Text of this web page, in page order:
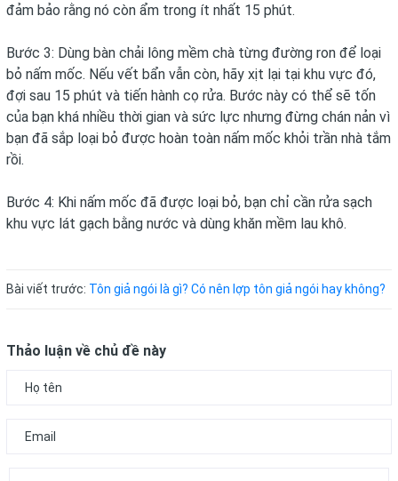
đảm bảo rằng nó còn ẩm trong ít nhất 15 phút.
Bước 3: Dùng bàn chải lông mềm chà từng đường ron để loại
bỏ nấm mốc. Nếu vết bẩn vẫn còn, hãy xịt lại tại khu vực đó,
đợi sau 15 phút và tiến hành cọ rửa. Bước này có thể sẽ tốn
của bạn khá nhiều thời gian và sức lực nhưng đừng chán nản vì
bạn đã sắp loại bỏ được hoàn toàn nấm mốc khỏi trần nhà tắm
rồi.
Bước 4: Khi nấm mốc đã được loại bỏ, bạn chỉ cần rửa sạch
khu vực lát gạch bằng nước và dùng khăn mềm lau khô.
Bài viết trước: Tôn giả ngói là gì? Có nên lợp tôn giả ngói hay không?
Thảo luận về chủ đề này